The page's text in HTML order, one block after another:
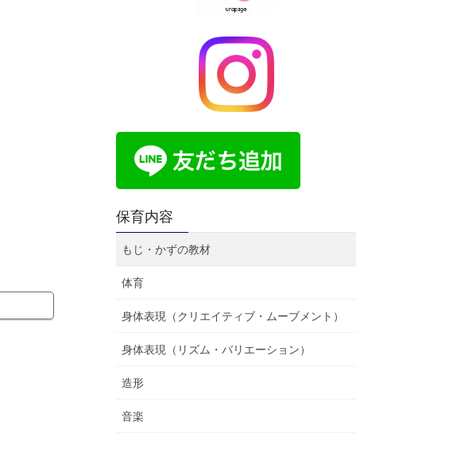
保育内容
もじ・かずの教材
体育
身体表現（クリエイティブ・ムーブメント）
身体表現（リズム・バリエーション）
造形
音楽